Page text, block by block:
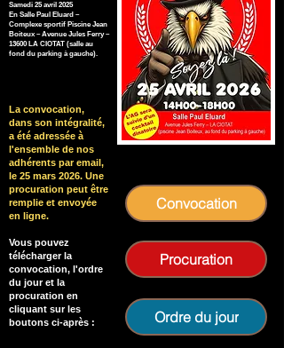
Samedi 25 avril 2025
En Salle Paul Eluard –
Complexe sportif Piscine Jean
Boiteux – Avenue Jules Ferry –
13600 LA CIOTAT (salle au
fond du parking à gauche).
La convocation,
dans son intégralité,
a été adressée à
l'ensemble de nos
adhérents par email,
le 25 mars 2026. Une
procuration peut être
remplie et envoyée
en ligne.
Vous pouvez
télécharger la
convocation, l'ordre
du jour et la
procuration en
cliquant sur les
boutons ci-après :
Convocation
Procuration
Ordre du jour